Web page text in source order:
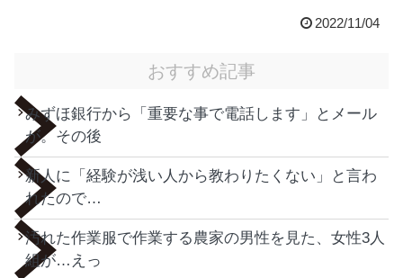
2022/11/04
おすすめ記事
みずほ銀行から「重要な事で電話します」とメール
が。その後
新人に「経験が浅い人から教わりたくない」と言わ
れたので…
汚れた作業服で作業する農家の男性を見た、女性3人
組が…えっ